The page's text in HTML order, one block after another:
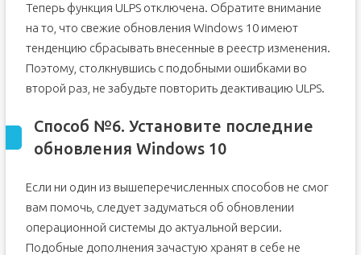
Теперь функция ULPS отключена. Обратите внимание
на то, что свежие обновления Windows 10 имеют
тенденцию сбрасывать внесенные в реестр изменения.
Поэтому, столкнувшись с подобными ошибками во
второй раз, не забудьте повторить деактивацию ULPS.
Способ №6. Установите последние
обновления Windows 10
Если ни один из вышеперечисленных способов не смог
вам помочь, следует задуматься об обновлении
операционной системы до актуальной версии.
Подобные дополнения зачастую хранят в себе не